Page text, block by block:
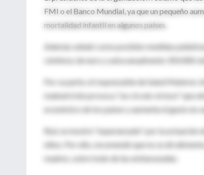
FMI o el Banco Mundial, ya que un pequeño
mortalidad infantil en algunos países.
Además señaló como posibles medidas
céntimos de euro y salva anualmente 350.000
Por su parte, el responsable de Salud
malnutrición provoca "un círculo vicioso" que
económico de los países y aumenta el gasto en
Ruiz se mostró "esperanzado" por la actuación
niños. Por ello, recomendó que no se dé
madres, sobre todo de las embarazadas.